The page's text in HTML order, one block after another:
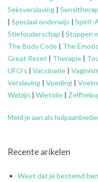
Seksverslaving |
| Speciaal onderwijs | Spirit-
Stiefouderschap | Stoppen
The Body Code | The
Great Reset | Therapie |
UFO’s | Vaccinatie |
Verslaving | Voeding |
Welzijn | Wietolie |
Meld je aan als
Recente arikelen
Weet dat je bestemd